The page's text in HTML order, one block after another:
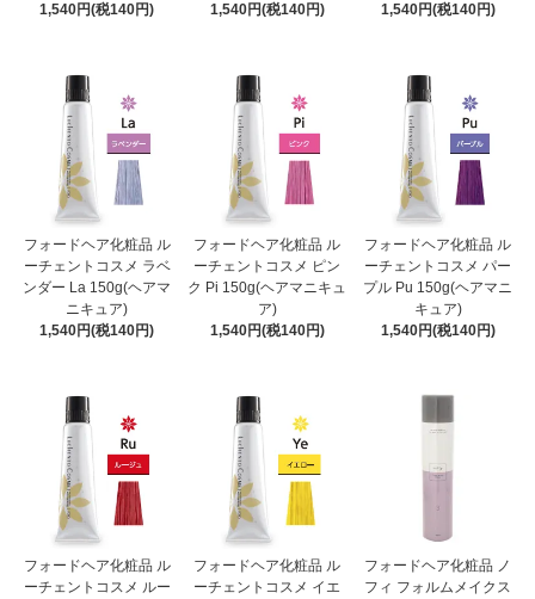
1,540円(税140円)
1,540円(税140円)
1,540円(税140円)
フォードヘア化粧品 ル
ーチェントコスメ ラベ
ンダー La 150g(ヘアマ
ニキュア)
1,540円(税140円)
フォードヘア化粧品 ル
ーチェントコスメ ピン
ク Pi 150g(ヘアマニキュ
ア)
1,540円(税140円)
フォードヘア化粧品 ル
ーチェントコスメ パー
プル Pu 150g(ヘアマニ
キュア)
1,540円(税140円)
フォードヘア化粧品 ル
ーチェントコスメ ルー
フォードヘア化粧品 ル
ーチェントコスメ イエ
フォードヘア化粧品 ノ
フィ フォルムメイクス